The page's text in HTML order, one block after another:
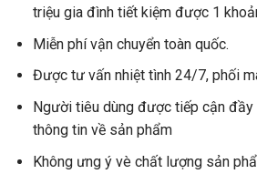
triệu gia đình tiết kiệm được 1
Miễn phí vận chuyển toàn quốc.
Được tư vấn nhiệt tình 24/7, phối
Người tiêu dùng được tiếp cận đầy
thông tin về sản phẩm
Không ưng ý vè chất lượng sản